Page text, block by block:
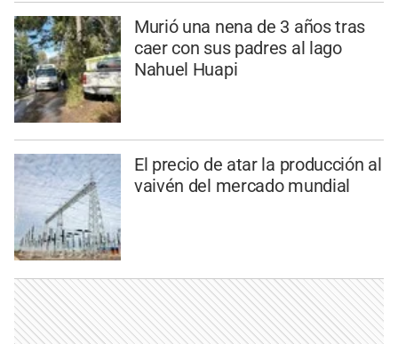
Murió una nena de 3 años tras
caer con sus padres al lago
Nahuel Huapi
El precio de atar la producción al
vaivén del mercado mundial